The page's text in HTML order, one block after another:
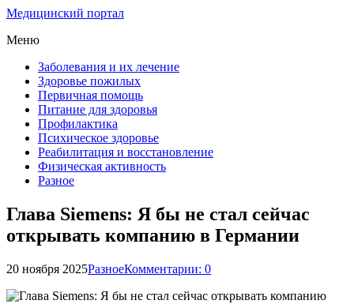
Медицинский портал
Меню
Заболевания и их лечение
Здоровье пожилых
Первичная помощь
Питание для здоровья
Профилактика
Психическое здоровье
Реабилитация и восстановление
Физическая активность
Разное
Глава Siemens: Я бы не стал сейчас
открывать компанию в Германии
20 ноября 2025РазноеКомментарии: 0